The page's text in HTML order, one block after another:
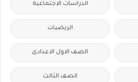
الدراسات الاجتماعية
الريضيات
الصف الاول الاعدادى
الصف الثالث